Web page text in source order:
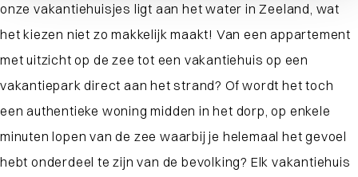
onze vakantiehuisjes ligt aan het water in Zeeland, wat
het kiezen niet zo makkelijk maakt! Van een appartement
met uitzicht op de zee tot een vakantiehuis op een
vakantiepark direct aan het strand? Of wordt het toch
een authentieke woning midden in het dorp, op enkele
minuten lopen van de zee waarbij je helemaal het gevoel
hebt onderdeel te zijn van de bevolking? Elk vakantiehuis